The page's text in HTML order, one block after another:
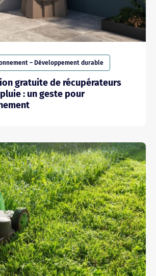
– Développement durable
gratuite de récupérateurs
: un geste pour